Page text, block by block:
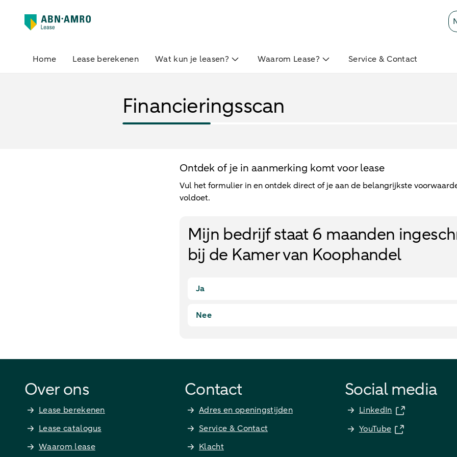
Home Lease berekenen Wat kun je leasen? Waarom Lease? Service & Contact
Financieringsscan
Ontdek of je in aanmerking komt voor lease
Vul het formulier in en ontdek direct of je aan de belangrijkste
voldoet.
Mijn bedrijf staat 6 maanden
bij de Kamer van Koophandel
Ja
Nee
Over ons
Lease berekenen
Lease catalogus
Waarom lease
Contact
Adres en openingstijden
Service & Contact
Klacht
Social media
LinkedIn
YouTube